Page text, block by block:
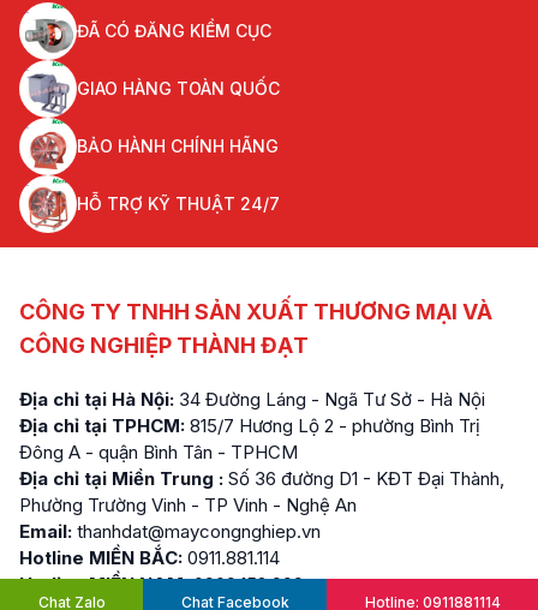
ĐÃ CÓ ĐĂNG KIỂM CỤC
GIAO HÀNG TOÀN QUỐC
BẢO HÀNH CHÍNH HÃNG
HỖ TRỢ KỸ THUẬT 24/7
CÔNG TY TNHH SẢN XUẤT THƯƠNG MẠI VÀ
CÔNG NGHIỆP THÀNH ĐẠT
Địa chỉ tại Hà Nội: 34 Đường Láng - Ngã Tư Sở - Hà Nội
Địa chỉ tại TPHCM: 815/7 Hương Lộ 2 - phường Bình Trị
Đông A - quận Bình Tân - TPHCM
Địa chỉ tại Miền Trung : Số 36 đường D1 - KĐT Đại Thành,
Phường Trường Vinh - TP Vinh - Nghệ An
Email: thanhdat@maycongnghiep.vn
Hotline MIỀN BẮC: 0911.881.114
Hotline MIỀN NAM: 0909.152.999
Chat Zalo Chat Facebook Hotline: 0911881114